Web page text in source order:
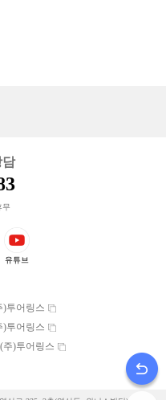
담
무
유튜브
)투어링스
)투어링스
(주)투어링스